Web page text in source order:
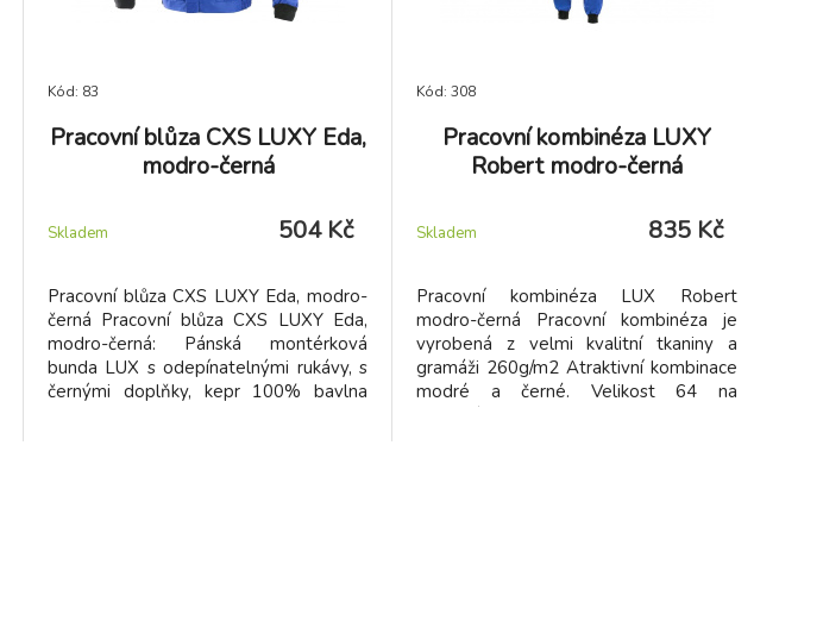
Kód: 83
Pracovní blůza CXS LUXY Eda,
modro-černá
Skladem 504 Kč
Pracovní blůza CXS LUXY Eda, modro-
černá Pracovní blůza CXS LUXY Eda,
modro-černá: Pánská montérková
bunda LUX s odepínatelnými rukávy, s
černými doplňky, kepr 100% bavlna
Kód: 308
Pracovní kombinéza LUXY
Robert modro-černá
Skladem 835 Kč
Pracovní kombinéza LUX Robert
modro-černá Pracovní kombinéza je
vyrobená z velmi kvalitní tkaniny a
gramáži 260g/m2 Atraktivní kombinace
modré a černé. Velikost 64 na